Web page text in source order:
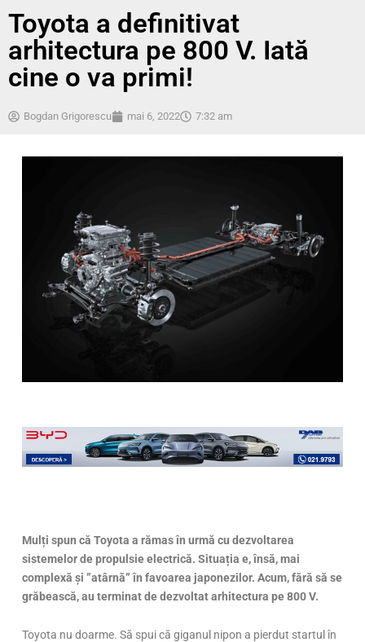
Toyota a definitivat
arhitectura pe 800 V. Iată
cine o va primi!
Bogdan Grigorescu mai 6, 2022 7:32 am
Mulți spun că Toyota a rămas în urmă cu dezvoltarea
sistemelor de propulsie electrică. Situația e, însă, mai
complexă și ”atârnă” în favoarea japonezilor. Acum, fără să se
grăbească, au terminat de dezvoltat arhitectura pe 800 V.
Toyota nu doarme. Să spui că giganul nipon a pierdut startul în